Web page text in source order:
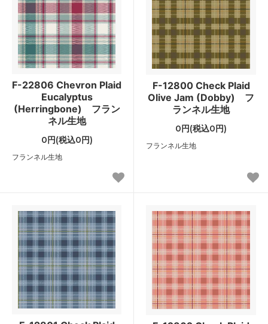
F-22806 Chevron Plaid
Eucalyptus
(Herringbone) フラン
ネル生地
0円(税込0円)
フランネル生地
F-12800 Check Plaid
Olive Jam (Dobby) フ
ランネル生地
0円(税込0円)
フランネル生地